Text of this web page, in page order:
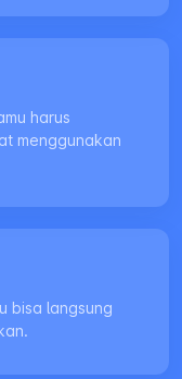
harus
menggunakan
bisa langsung